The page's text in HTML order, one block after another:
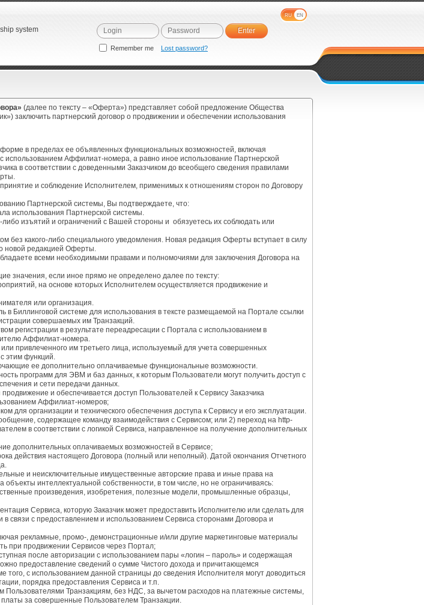
system
Remember me Lost password?
RU EN
(далее по тексту – «Оферта») представляет собой предложение Общества
заключить партнерский договор о продвижении и обеспечении использования
в пределах ее объявленных функциональных возможностей, включая
использованием Аффилиат-номера, а равно иное использование Партнерской
в соответствии с доведенными Заказчиком до всеобщего сведения правилами
и соблюдение Исполнителем, применимых к отношениям сторон по Договору
Партнерской системы, Вы подтверждаете, что:
использования Партнерской системы.
изъятий и ограничений с Вашей стороны и обязуетесь их соблюдать или
без какого-либо специального уведомления. Новая редакция Оферты вступает в силу
новой редакцией Оферты.
всеми необходимыми правами и полномочиями для заключения Договора на
значения, если иное прямо не определено далее по тексту:
на основе которых Исполнителем осуществляется продвижение и
или организация.
в Биллинговой системе для использования в тексте размещаемой на Портале ссылки
совершаемых им Транзакций.
регистрации в результате переадресации с Портала с использованием в
Аффилиат-номера.
привлеченного им третьего лица, используемый для учета совершенных
этим функций.
ее дополнительно оплачиваемые функциональные возможности.
программ для ЭВМ и баз данных, к которым Пользователи могут получить доступ с
и сети передачи данных.
и обеспечивается доступ Пользователей к Сервису Заказчика
Аффилиат-номеров;
для организации и технического обеспечения доступа к Сервису и его эксплуатации.
содержащее команду взаимодействия с Сервисом; или 2) переход на http-
в соответствии с логикой Сервиса, направленное на получение дополнительных
дополнительных оплачиваемых возможностей в Сервисе;
действия настоящего Договора (полный или неполный). Датой окончания Отчетного
и неисключительные имущественные авторские права и иные права на
интеллектуальной собственности, в том числе, но не ограничиваясь:
произведения, изобретения, полезные модели, промышленные образцы,
Сервиса, которую Заказчик может предоставить Исполнителю или сделать для
связи с предоставлением и использованием Сервиса сторонами Договора и
рекламные, промо-, демонстрационные и/или другие маркетинговые материалы
при продвижении Сервисов через Портал;
после авторизации с использованием пары «логин – пароль» и содержащая
предоставление сведений о сумме Чистого дохода и причитающемся
с использованием данной страницы до сведения Исполнителя могут доводиться
порядка предоставления Сервиса и т.п.
Пользователями Транзакциям, без НДС, за вычетом расходов на платежные системы,
за совершенные Пользователем Транзакции.